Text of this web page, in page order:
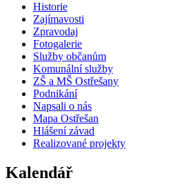
Historie
Zajímavosti
Zpravodaj
Fotogalerie
Služby občanům
Komunální služby
ZŠ a MŠ Ostřešany
Podnikání
Napsali o nás
Mapa Ostřešan
Hlášení závad
Realizované projekty
Kalendář